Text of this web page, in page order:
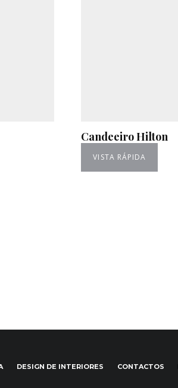
Candeeiro Hilton
VISTA RÁPIDA
DESIGN DE INTERIORES CONTACTOS